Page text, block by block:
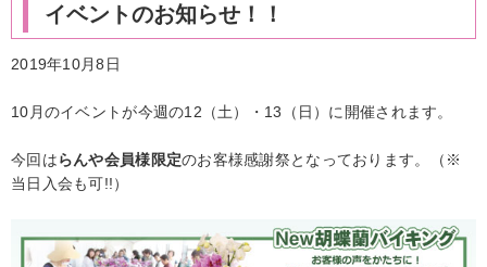
イベントのお知らせ！！
2019年10月8日
10月のイベントが今週の12（土）・13（日）に開催されます。
今回はらんや会員様限定のお客様感謝祭となっております。（※
当日入会も可!!）